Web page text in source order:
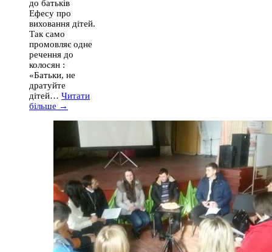
до батьків
Ефесу про
виховання дітей.
Так само
промовляє одне
речення до
колосян :
«Батьки, не
дратуйте
дітей… Читати
більше →